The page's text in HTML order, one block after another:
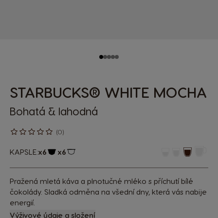
STARBUCKS® WHITE MOCHA
Bohatá & lahodná
(0)
KAPSLE:x6 x6
Pražená mletá káva a plnotučné mléko s příchutí bílé
čokolády. Sladká odměna na všední dny, která vás nabije
energií.
Výživové údaje a složení